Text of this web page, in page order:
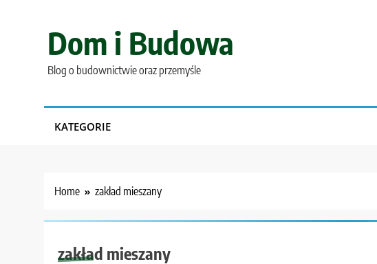
Dom i Budowa
Blog o budownictwie oraz przemyśle
KATEGORIE
Home zakład mieszany
zakład mieszany